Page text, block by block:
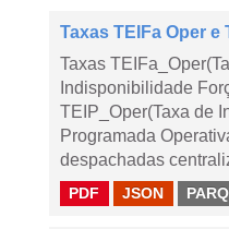
Taxas TEIFa Oper e
Taxas
Indisponibilidade
TEIP_Oper(Taxa de
Programada
despachadas
PDF JSON